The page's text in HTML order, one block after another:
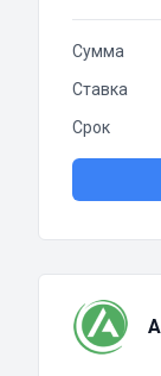
Сумма
Ставка
Срок